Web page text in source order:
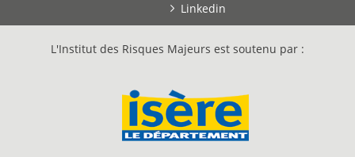
Linkedin
L'Institut des Risques Majeurs est soutenu par :